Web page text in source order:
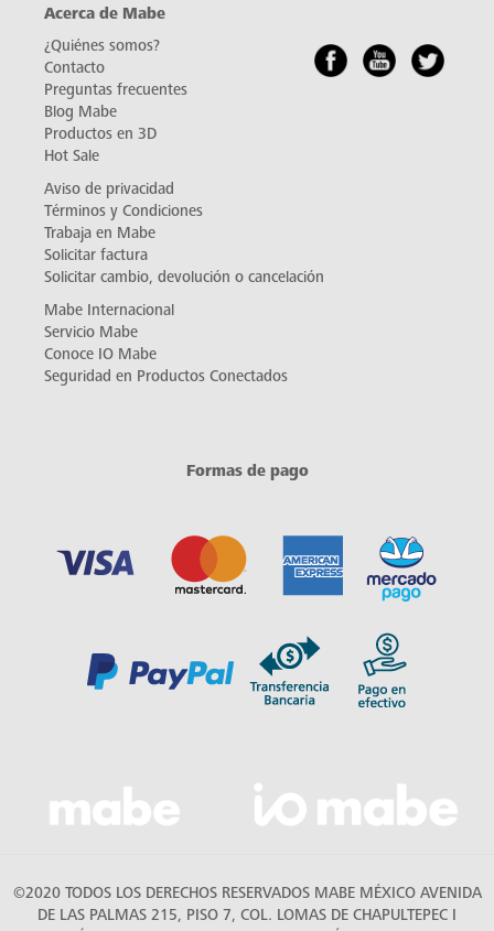
Acerca de Mabe
¿Quiénes somos?
Contacto
Preguntas frecuentes
Blog Mabe
Productos en 3D
Hot Sale
Aviso de privacidad
Términos y Condiciones
Trabaja en Mabe
Solicitar factura
Solicitar cambio, devolución o cancelación
Mabe Internacional
Servicio Mabe
Conoce IO Mabe
Seguridad en Productos Conectados
Formas de pago
©2020 TODOS LOS DERECHOS RESERVADOS MABE MÉXICO AVENIDA
DE LAS PALMAS 215, PISO 7, COL. LOMAS DE CHAPULTEPEC I